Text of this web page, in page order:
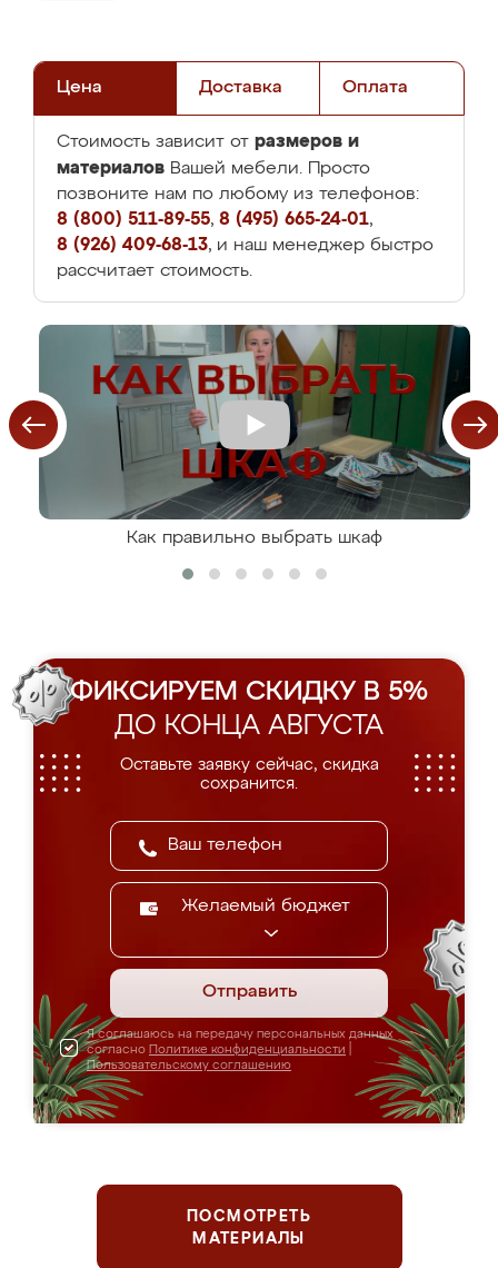
Цена Доставка Оплата
Стоимость зависит от размеров и
материалов Вашей мебели. Просто
позвоните нам по любому из телефонов:
8 (800) 511-89-55, 8 (495) 665-24-01,
8 (926) 409-68-13, и наш менеджер быстро
рассчитает стоимость.
Как правильно выбрать шкаф
ФИКСИРУЕМ СКИДКУ В 5%
ДО КОНЦА АВГУСТА
Оставьте заявку сейчас, скидка
сохранится.
Желаемый бюджет
Отправить
Я соглашаюсь на передачу персональных данных
согласно Политике конфиденциальности
Пользовательскому соглашению
ПОСМОТРЕТЬ
МАТЕРИАЛЫ